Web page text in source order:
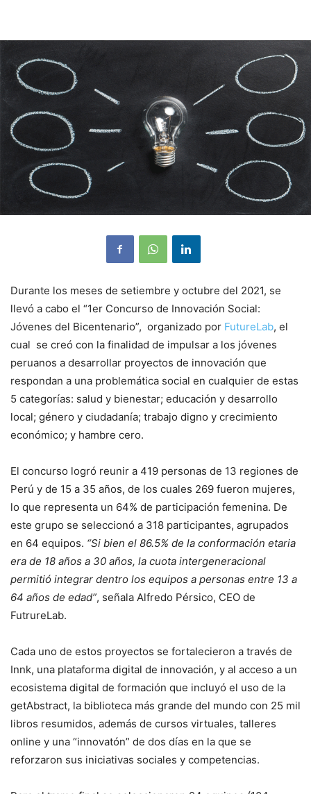
Durante los meses de setiembre y octubre del 2021, se
llevó a cabo el “1er Concurso de Innovación Social:
Jóvenes del Bicentenario”, organizado por FutureLab, el
cual se creó con la finalidad de impulsar a los jóvenes
peruanos a desarrollar proyectos de innovación que
respondan a una problemática social en cualquier de estas
5 categorías: salud y bienestar; educación y desarrollo
local; género y ciudadanía; trabajo digno y crecimiento
económico; y hambre cero.
El concurso logró reunir a 419 personas de 13 regiones de
Perú y de 15 a 35 años, de los cuales 269 fueron mujeres,
lo que representa un 64% de participación femenina. De
este grupo se seleccionó a 318 participantes, agrupados
en 64 equipos. “Si bien el 86.5% de la conformación etaria
era de 18 años a 30 años, la cuota intergeneracional
permitió integrar dentro los equipos a personas entre 13 a
64 años de edad”, señala Alfredo Pérsico, CEO de
FutrureLab.
Cada uno de estos proyectos se fortalecieron a través de
Innk, una plataforma digital de innovación, y al acceso a un
ecosistema digital de formación que incluyó el uso de la
getAbstract, la biblioteca más grande del mundo con 25 mil
libros resumidos, además de cursos virtuales, talleres
online y una “innovatón” de dos días en la que se
reforzaron sus iniciativas sociales y competencias.